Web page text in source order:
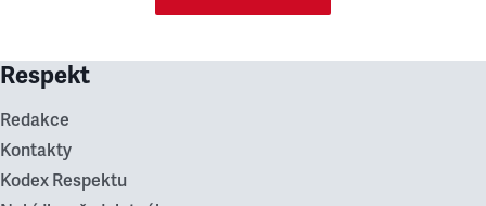
Respekt
Redakce
Kontakty
Kodex Respektu